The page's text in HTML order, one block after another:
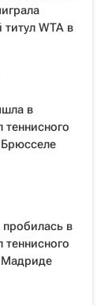
WTA в
в
теннисного
в
теннисного
Мадриде